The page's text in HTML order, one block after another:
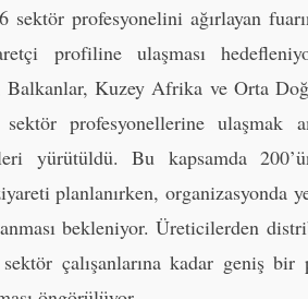
profesyonelini ağırlayan
profiline ulaşması
Balkanlar, Kuzey Afrika ve Orta
profesyonellerine ulaşmak
yürütüldü. Bu kapsamda
planlanırken, organizasyonda
bekleniyor. Üreticilerden
çalışanlarına kadar geniş bir